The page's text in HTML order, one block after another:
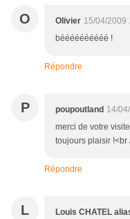
O Olivier 15/04/2009
béééééééééé !
Répondre
P poupoutland 14/
merci de votre
toujours plaisir !<br
Répondre
L Louis CHATEL